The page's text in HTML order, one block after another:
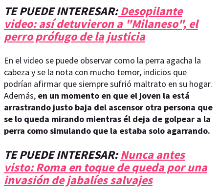
TE PUEDE INTERESAR:Desopilante
video: así detuvieron a "Milaneso", el
perro prófugo de la justicia
En el video se puede observar como la perra agacha la
cabeza y se la nota con mucho temor, indicios que
podrían afirmar que siempre sufrió maltrato en su hogar.
Además, en un momento en que el joven la está
arrastrando justo baja del ascensor otra persona que
se lo queda mirando mientras él deja de golpear a la
perra como simulando que la estaba solo agarrando.
TE PUEDE INTERESAR:Nunca antes
visto: Roma en toque de queda por una
invasión de jabalíes salvajes